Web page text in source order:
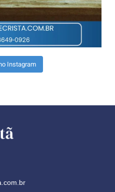
Instagram